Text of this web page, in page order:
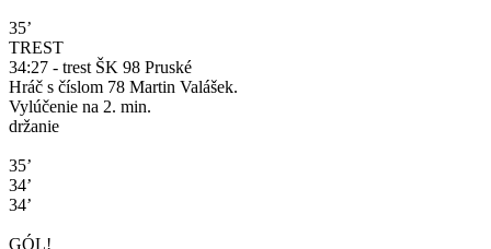
35’
TREST
34:27 - trest ŠK 98 Pruské
Hráč s číslom 78 Martin Valášek.
Vylúčenie na 2. min.
držanie
35’
34’
34’
GÓL!